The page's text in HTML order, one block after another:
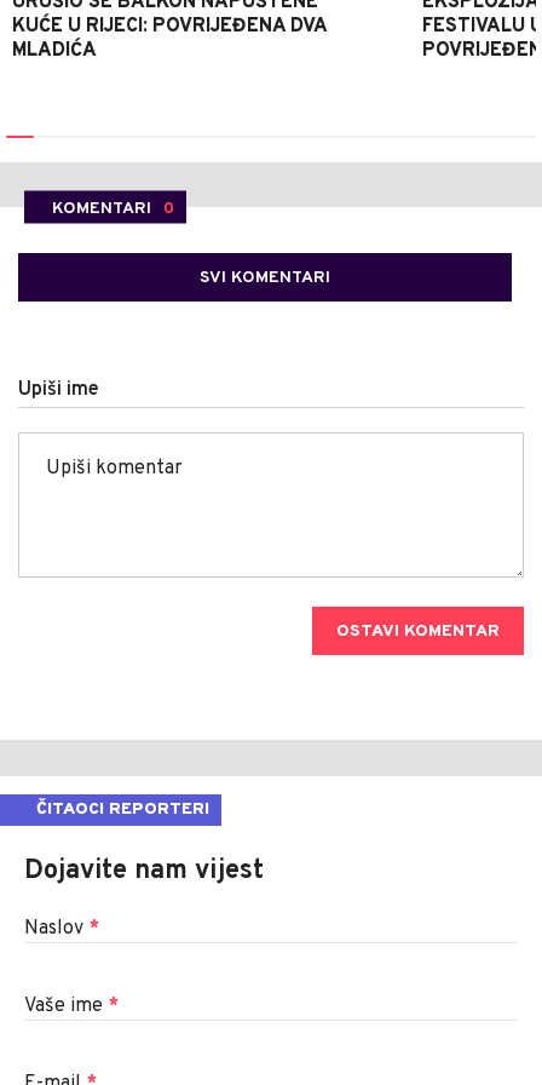
KUĆE U RIJECI: POVRIJEĐENA DVA
MLADIĆA
FESTIVALU
KOMENTARI 0
SVI KOMENTARI
Upiši ime
OSTAVI KOMENTAR
ČITAOCI REPORTERI
Dojavite nam vijest
Naslov *
Vaše ime *